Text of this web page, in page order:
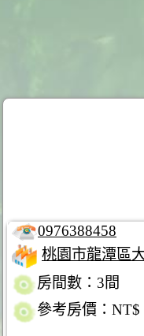
0976388458
桃園市龍潭區
房間數：3間
參考房價：NT$